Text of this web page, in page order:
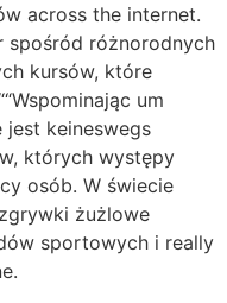
across the internet.
spośród różnorodnych
kursów, które
um
jest keineswegs
których występy
osób. W świecie
żużlowe
sportowych i really